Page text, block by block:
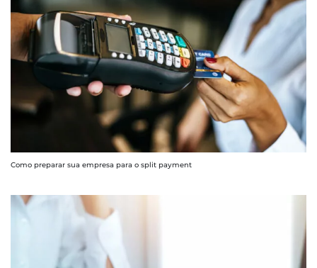
Como preparar sua empresa para o split payment